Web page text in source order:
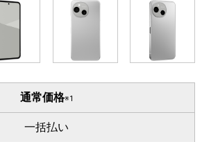
通常価格※1
一括払い